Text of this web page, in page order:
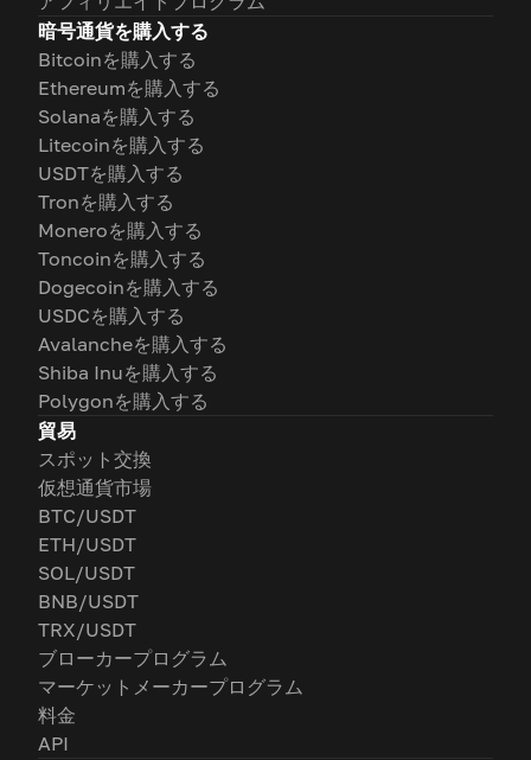
暗号通貨を購入する
Bitcoinを購入する
Ethereumを購入する
Solanaを購入する
Litecoinを購入する
USDTを購入する
Tronを購入する
Moneroを購入する
Toncoinを購入する
Dogecoinを購入する
USDCを購入する
Avalancheを購入する
Shiba Inuを購入する
Polygonを購入する
貿易
スポット交換
仮想通貨市場
BTC/USDT
ETH/USDT
SOL/USDT
BNB/USDT
TRX/USDT
ブローカープログラム
マーケットメーカープログラム
料金
API